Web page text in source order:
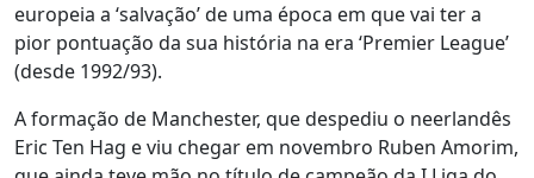
europeia a ‘salvação’ de uma época em que vai ter a
pior pontuação da sua história na era ‘Premier League’
(desde 1992/93).
A formação de Manchester, que despediu o neerlandês
Eric Ten Hag e viu chegar em novembro Ruben Amorim,